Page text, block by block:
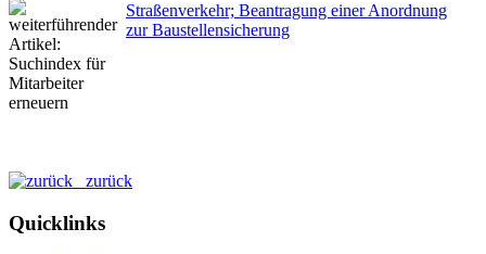
Straßenverkehr; Beantragung einer Anordnung
zur Baustellensicherung
zurück
Quicklinks